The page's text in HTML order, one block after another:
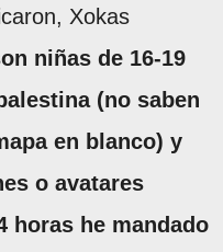
Xokas
niñas de 16-19
(no saben
en blanco) y
o avatares
horas he mandado